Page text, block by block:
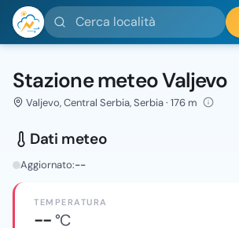
Cerca località
Stazione meteo Valjevo
Valjevo, Central Serbia, Serbia · 176 m
Dati meteo
Aggiornato:--
TEMPERATURA
--°C